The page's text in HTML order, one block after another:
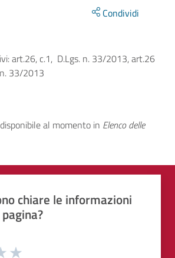
Condividi
art.26, c.1, D.Lgs. n. 33/2013, art.26
33/2013
sotto pagine
al momento in Elenco delle
chiare le informazioni
la pagina
parere ci aiuterà a
gli aspetti che hai preferito?
erano chiare
altri dettagli?